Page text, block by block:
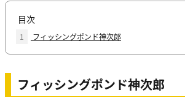
目次
1 フィッシングポンド神次郎
フィッシングポンド神次郎